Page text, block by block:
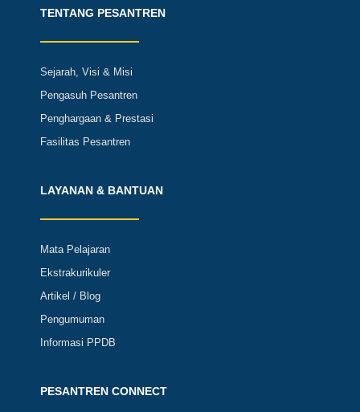
TENTANG PESANTREN
Sejarah, Visi & Misi
Pengasuh Pesantren
Penghargaan & Prestasi
Fasilitas Pesantren
LAYANAN & BANTUAN
Mata Pelajaran
Ekstrakurikuler
Artikel / Blog
Pengumuman
Informasi PPDB
PESANTREN CONNECT